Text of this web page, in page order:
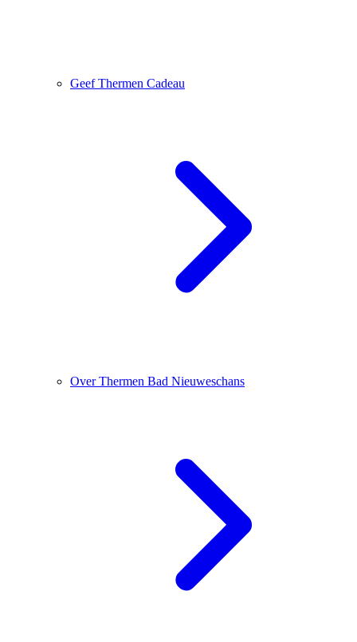
Geef Thermen Cadeau
Over Thermen Bad Nieuweschans